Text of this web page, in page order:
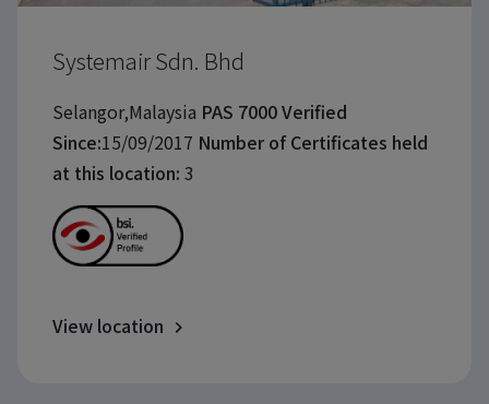
Systemair Sdn. Bhd
Selangor,Malaysia PAS 7000 Verified
Since:15/09/2017 Number of Certificates held
at this location: 3
View location